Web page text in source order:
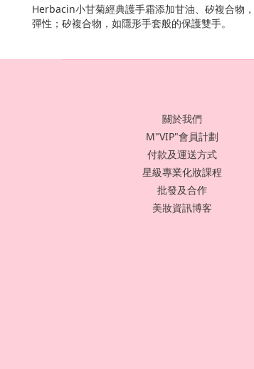
Herbacin小甘菊經典護手霜添加甘油、矽複合物
彈性；矽複合物，如隱形手套般的保護雙手。
關於我們
M"VIP"會員計劃
付款及運送方式
星級專業化妝課程
批發及合作
美妝資訊博客